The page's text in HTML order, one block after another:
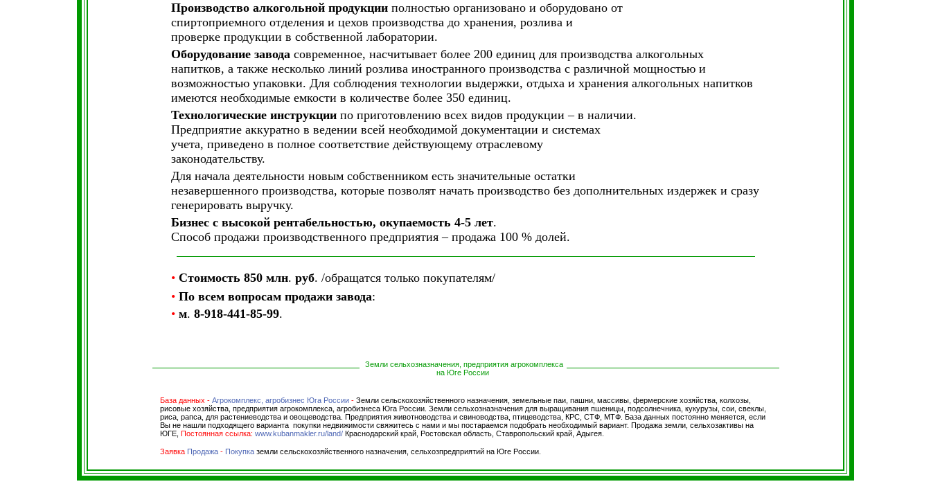
Производство алкогольной продукции полностью организовано и оборудовано от
спиртоприемного отделения и цехов производства до хранения, розлива и
проверке продукции в собственной лаборатории.
Оборудование завода современное, насчитывает более 200 единиц для производства алкогольных
напитков, а также несколько линий розлива иностранного производства с различной мощностью и
возможностью упаковки. Для соблюдения технологии выдержки, отдыха и хранения алкогольных напитков
имеются необходимые емкости в количестве более 350 единиц.
Технологические инструкции по приготовлению всех видов продукции – в наличии.
Предприятие аккуратно в ведении всей необходимой документации и системах
учета, приведено в полное соответствие действующему отраслевому
законодательству.
Для начала деятельности новым собственником есть значительные остатки
незавершенного производства, которые позволят начать производство без дополнительных издержек и сразу
генерировать выручку.
Бизнес с высокой рентабельностью, окупаемость 4-5 лет.
Способ продажи производственного предприятия – продажа 100 % долей.
• Стоимость 850 млн. руб. /обращатся только покупателям/
• По всем вопросам продажи завода:
• м. 8-918-441-85-99.
Земли сельхозназначения, предприятия агрокомплекса
на Юге России
База данных - Агрокомплекс, агробизнес Юга России - Земли сельскохозяйственного назначения, земельные паи, пашни, массивы, фермерские хозяйства, колхозы,
рисовые хозяйства, предприятия агрокомплекса, агробизнеса Юга России. Земли сельхозназначения для выращивания пшеницы, подсолнечника, кукурузы, сои, свеклы,
риса, рапса, для растениеводства и овощеводства. Предприятия животноводства и свиноводства, птицеводства, КРС, СТФ, МТФ. База данных постоянно меняется, если
Вы не нашли подходящего варианта покупки недвижимости свяжитесь с нами и мы постараемся подобрать необходимый вариант. Продажа земли, сельхозактивы на
ЮГЕ, Постоянная ссылка: www.kubanmakler.ru/land/Краснодарский край, Ростовская область, Ставропольский край, Адыгея.
Заявка Продажа - Покупказемли сельскохозяйственного назначения, сельхозпредприятий на Юге России.